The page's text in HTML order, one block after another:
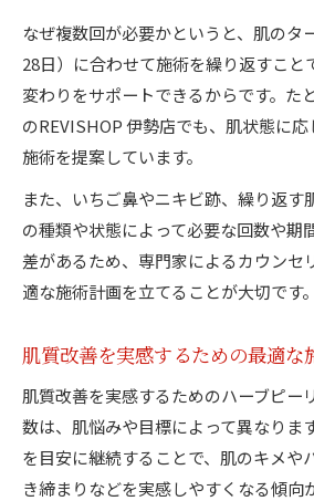
なぜ複数回が必要かというと、肌のタ
28日）に合わせて施術を繰り返すこと
変わりをサポートできるからです。た
のREVISHOP 伊勢店でも、肌状態に
施術を提案しています。
また、いちご鼻やニキビ跡、繰り返す
の種類や状態によって必要な回数や期
差があるため、専門家によるカウンセ
適な施術計画を立てることが大切です。
肌質改善を実感するための最適な
肌質改善を実感するためのハーブピー
数は、肌悩みや目標によって異なりま
を目安に継続することで、肌のキメや
き締まりなどを実感しやすくなる傾向